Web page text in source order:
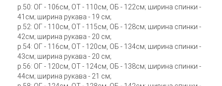
р.50: ОГ - 106см, ОТ - 110см, ОБ - 122см; ширина спинки -
41см; ширина рукава - 19 см;
р.52: ОГ - 110см, ОТ - 115см, ОБ - 128см; ширина спинки -
42см; ширина рукава - 20 см;
р.54: ОГ - 116см, ОТ - 120см, ОБ - 134см; ширина спинки -
43см; ширина рукава - 20 см;
р.56: ОГ - 120см, ОТ - 124см, ОБ - 138см; ширина спинки -
44см; ширина рукава - 21 см;